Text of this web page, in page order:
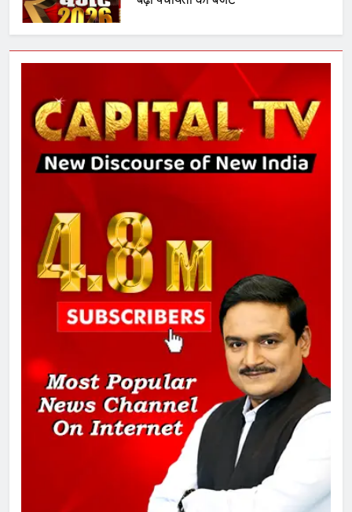
7
गाजा युद्धविराम को लेकर बड़ी खबरें
8
चुनाव से पहले लालू परिवार पर बड़ा झटका,
तय किए
1
SRN अस्पताल का नाम अमर शहीद ठाकुर
रोशन सिंह के नाम पर करने की मांग तेज
अमर शहीद ठाकुर रोशन सिंह के नाम पर
स्वरूप रानी नेहरू चिकित्सालय का
नामकरण करने की मांग को लेकर
अनिश्चितकालीन धरना शुरू
289 एकड़ भूमि पर विकसित होगा कार्बन-
फ्री डेटा सेंटर, हजारों उच्च-कुशल